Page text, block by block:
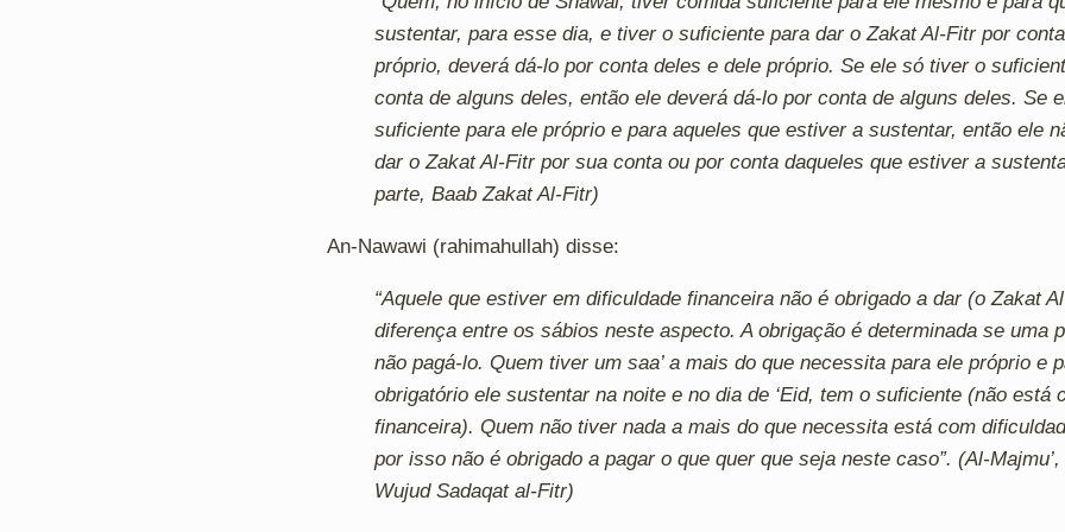
sustentar, para esse dia, e tiver o suficiente para dar o Zakat Al-Fitr por
próprio, deverá dá-lo por conta deles e dele próprio. Se ele só tiver o
conta de alguns deles, então ele deverá dá-lo por conta de alguns deles. Se
suficiente para ele próprio e para aqueles que estiver a sustentar, então ele
dar o Zakat Al-Fitr por sua conta ou por conta daqueles que estiver a
parte, Baab Zakat Al-Fitr)
An-Nawawi (rahimahullah) disse:
“Aquele que estiver em dificuldade financeira não é obrigado a dar (o Zakat
diferença entre os sábios neste aspecto. A obrigação é determinada se uma
não pagá-lo. Quem tiver um saa’ a mais do que necessita para ele próprio e
obrigatório ele sustentar na noite e no dia de ‘Eid, tem o suficiente (não está
financeira). Quem não tiver nada a mais do que necessita está com
por isso não é obrigado a pagar o que quer que seja neste caso”. (Al-
Wujud Sadaqat al-Fitr)